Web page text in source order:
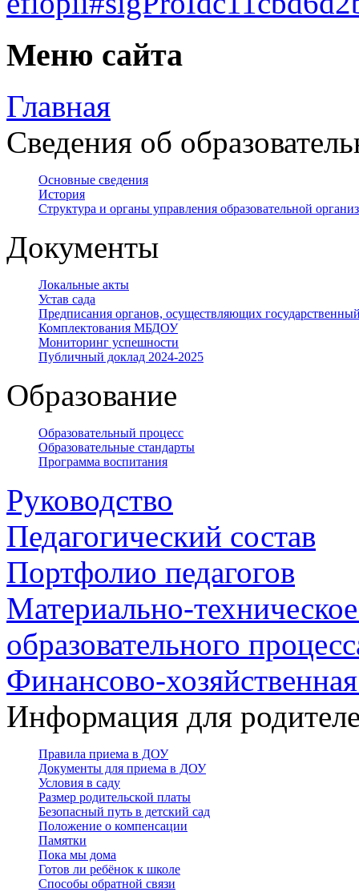
Меню сайта
Главная
Сведения об
Основные сведения
История
Структура и органы управления образовательной
Документы
Локальные акты
Устав сада
Предписания органов, осуществляющих
Комплектования МБДОУ
Мониторинг успешности
Публичный доклад 2024-2025
Образование
Образовательный процесс
Образовательные стандарты
Программа воспитания
Руководство
Педагогический состав
Портфолио педагогов
Материально-
образовательного
Финансово-
Информация для
Правила приема в ДОУ
Документы для приема в ДОУ
Условия в саду
Размер родительской платы
Безопасный путь в детский сад
Положение о компенсации
Памятки
Пока мы дома
Готов ли ребёнок к школе
Способы обратной связи